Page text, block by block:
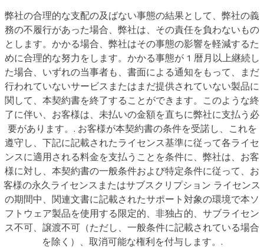
弊社の合理的な支配の及ばない事態の結果として、弊社の義
務の不履行があった場合、弊社は、その責任を負わないもの
とします。かかる場合、弊社はその事態の影響を軽減するた
めに合理的な努力をします。かかる事態が 1 暦月以上継続し
た場合、いずれの当事者も、書面による通知をもって、まだ
行われていないサービスまたはまだ提供されていない製品に
関して、本契約書を終了することができます。このような終
了に伴い、お客様は、未払いの金額を直ちに弊社に支払う必
要があります。. お客様が本契約書の条件を受諾し、これを
遵守し、下記に記載されたライセンス基準に従って各ライセ
ンスに適用される料金を支払うことを条件に、弊社は、お客
様に対し、本契約書の一般条件および特定条件に従って、お
客様の永久ライセンスまたはサブスクリプション ライセンス
の期間中、関連文書に記載されたサポート対象の環境で本ソ
フトウェア製品を使用する限定的、非独占的、サブライセン
ス不可、譲渡不可（ただし、一般条件に記載されている場合
を除く）、取消可能な権利を付与します。.